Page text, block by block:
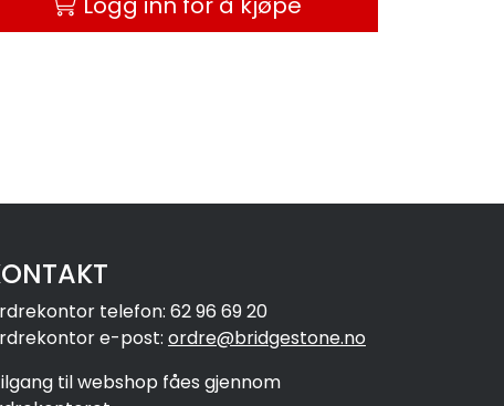
telefon: 62 96 69 20
e-post: ordre@bridgestone.no
til webshop fåes gjennom